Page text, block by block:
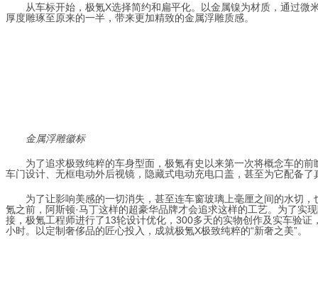
从车标开始， 极氪X选择简约和扁平化。以金属镍为材质，通过微
厚度雕琢至原来的一半，带来更加精致的金属浮雕质感。
金属浮雕徽标
为了追求极致纯粹的车身型面，极氪有史以来第一次将概念车的
车门设计、无框电动外后视镜，隐藏式电动充电口盖，甚至为它配备
为了让影响美感的一切消失，甚至连车窗玻璃上毫厘之间的水切，
氪之前，阿斯顿·马丁这样的超豪华品牌才会追求这样的工艺。为了实
接， 极氪工程师进行了13轮设计优化，300多天的实物创作及实车验证
小时。 以定制奢侈品的匠心投入，成就极氪X极致纯粹的“新奢之美”。